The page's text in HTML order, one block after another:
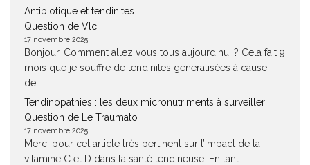
Antibiotique et tendinites
Question de Vlc
17 novembre 2025
Bonjour, Comment allez vous tous aujourd'hui ? Cela fait 9
mois que je souffre de tendinites généralisées à cause
de...
Tendinopathies : les deux micronutriments à surveiller
Question de Le Traumato
17 novembre 2025
Merci pour cet article très pertinent sur l’impact de la
vitamine C et D dans la santé tendineuse. En tant...